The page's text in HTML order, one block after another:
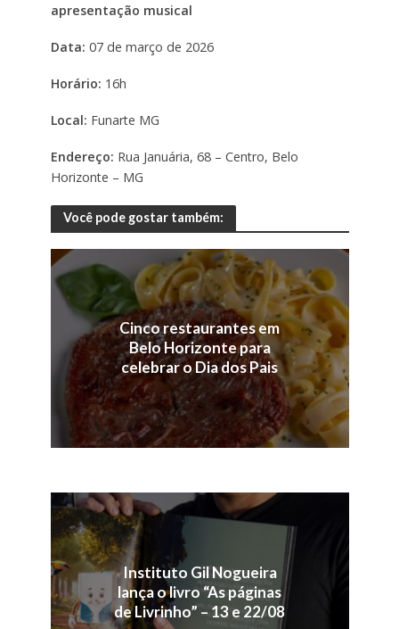
apresentação musical
Data: 07 de março de 2026
Horário: 16h
Local: Funarte MG
Endereço: Rua Januária, 68 – Centro, Belo
Horizonte – MG
Você pode gostar também:
Cinco restaurantes em
Belo Horizonte para
celebrar o Dia dos Pais
Instituto Gil Nogueira
lança o livro “As páginas
de Livrinho” – 13 e 22/08